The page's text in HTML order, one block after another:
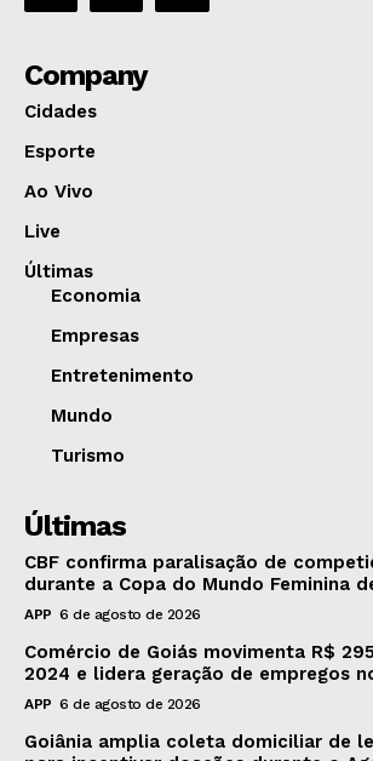
Company
Cidades
Esporte
Ao Vivo
Live
Últimas
Economia
Empresas
Entretenimento
Mundo
Turismo
Últimas
CBF confirma paralisação de
durante a Copa do Mundo Feminina
APP 6 de agosto de 2026
Comércio de Goiás movimenta R$
2024 e lidera geração de empregos
APP 6 de agosto de 2026
Goiânia amplia coleta domiciliar de